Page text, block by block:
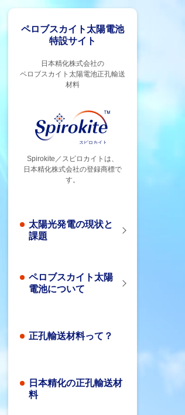
ペロブスカイト太陽電池
特設サイト
日本精化株式会社の
ペロブスカイト太陽電池正孔輸送
材料
Spirokite／スピロカイトは、
日本精化株式会社の登録商標で
す。
太陽光発電の現状と
課題
ペロブスカイト太陽
電池について
正孔輸送材料って？
日本精化の正孔輸送材
料